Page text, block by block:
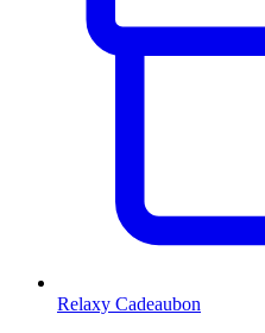
Relaxy Cadeaubon